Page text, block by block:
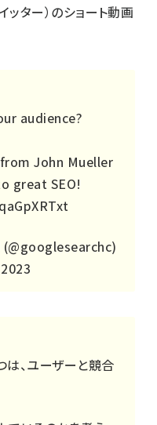
ッター）のショート動画
audience?
John Mueller
great SEO!
、ユーザーと競合